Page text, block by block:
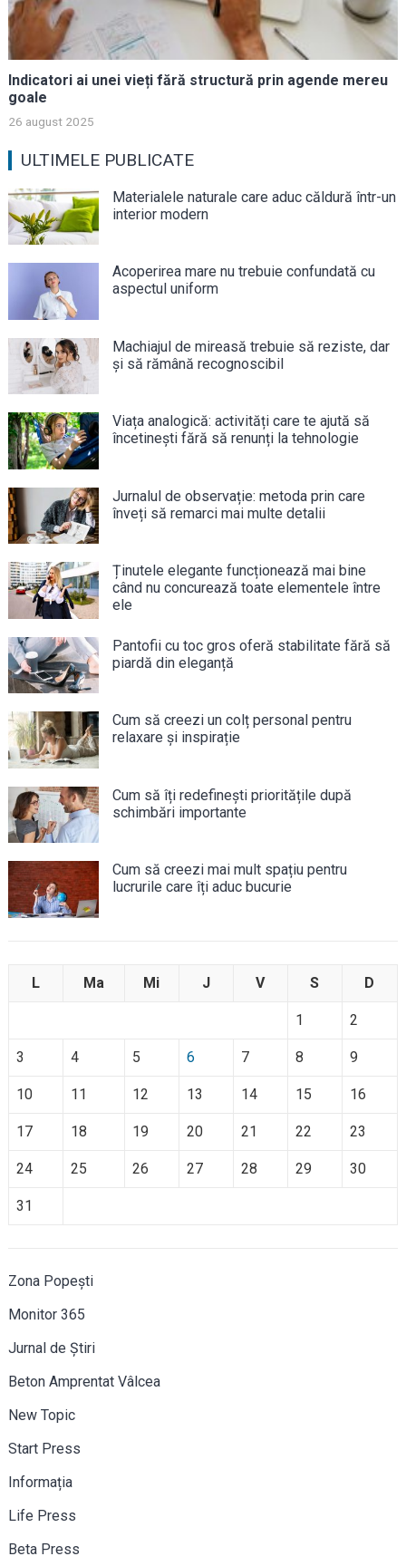
Indicatori ai unei vieți fără structură prin agende mereu
goale
26 august 2025
ULTIMELE PUBLICATE
Materialele naturale care aduc căldură într-un
interior modern
Acoperirea mare nu trebuie confundată cu
aspectul uniform
Machiajul de mireasă trebuie să reziste, dar
și să rămână recognoscibil
Viața analogică: activități care te ajută să
încetinești fără să renunți la tehnologie
Jurnalul de observație: metoda prin care
înveți să remarci mai multe detalii
Ținutele elegante funcționează mai bine
când nu concurează toate elementele între
ele
Pantofii cu toc gros oferă stabilitate fără să
piardă din eleganță
Cum să creezi un colț personal pentru
relaxare și inspirație
Cum să îți redefinești prioritățile după
schimbări importante
Cum să creezi mai mult spațiu pentru
lucrurile care îți aduc bucurie
L Ma Mi J V S D
1 2
3 4 5 6 7 8 9
10 11 12 13 14 15 16
17 18 19 20 21 22 23
24 25 26 27 28 29 30
31
Zona Popești
Monitor 365
Jurnal de Știri
Beton Amprentat Vâlcea
New Topic
Start Press
Informația
Life Press
Beta Press